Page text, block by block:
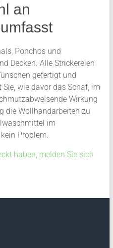
an
Ponchos und
Decken. Alle Strickereien
gefertigt und
wie davor das Schaf, im
Wirkung
die Wollhandarbeiten zu
im
Problem.
haben, melden Sie sich